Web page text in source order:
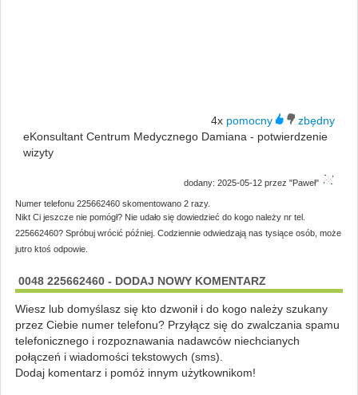
4x
eKonsultant Centrum Medycznego Damiana - potwierdzenie
wizyty
dodany: 2025-05-12 przez "Paweł"
Numer telefonu 225662460 skomentowano 2 razy.
Nikt Ci jeszcze nie pomógł? Nie udało się dowiedzieć do kogo należy nr tel.
225662460? Spróbuj wrócić później. Codziennie odwiedzają nas tysiące osób, może
jutro ktoś odpowie.
0048 225662460 - DODAJ NOWY KOMENTARZ
Wiesz lub domyślasz się kto dzwonił i do kogo należy szukany
przez Ciebie numer telefonu? Przyłącz się do zwalczania spamu
telefonicznego i rozpoznawania nadawców niechcianych
połączeń i wiadomości tekstowych (sms).
Dodaj komentarz i pomóż innym użytkownikom!